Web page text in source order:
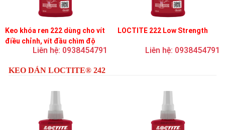
Keo khóa ren 222 dùng cho vít
điều chỉnh, vít đầu chìm độ
bền thấpLiên hệ: 0938454791
LOCTITE 222 Low Strength
Liên hệ: 0938454791
KEO DÁN LOCTITE® 242